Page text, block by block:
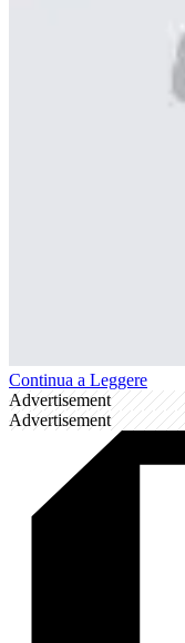
Continua a Leggere
Advertisement
Advertisement